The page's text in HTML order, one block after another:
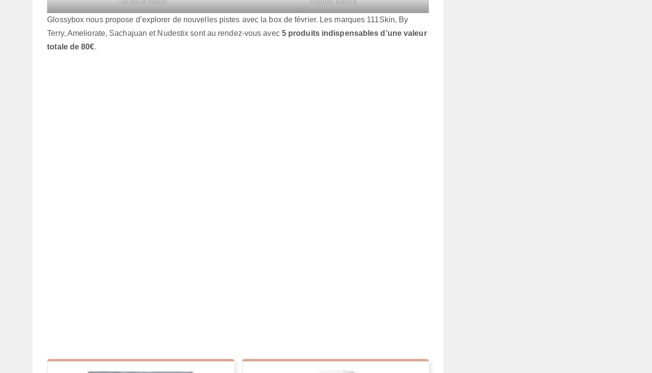
Glossybox nous propose d’explorer de nouvelles pistes avec la box de février. Les marques 111Skin, By
Terry, Ameliorate, Sachajuan et Nudestix sont au rendez-vous avec 5 produits indispensables d’une valeur
totale de 80€.